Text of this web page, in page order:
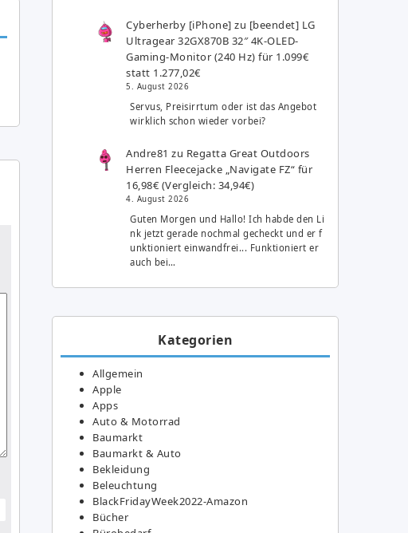
Cyberherby [iPhone] zu [beendet] LG
Ultragear 32GX870B 32″ 4K-OLED-
Gaming-Monitor (240 Hz) für 1.099€
statt 1.277,02€
5. August 2026
Servus, Preisirrtum oder ist das Angebot
wirklich schon wieder vorbei?
Andre81 zu Regatta Great Outdoors
Herren Fleecejacke „Navigate FZ“ für
16,98€ (Vergleich: 34,94€)
4. August 2026
Guten Morgen und Hallo! Ich habde den Li
nk jetzt gerade nochmal gecheckt und er f
unktioniert einwandfrei... Funktioniert er
auch bei…
Kategorien
Allgemein
Apple
Apps
Auto & Motorrad
Baumarkt
Baumarkt & Auto
Bekleidung
Beleuchtung
BlackFridayWeek2022-Amazon
Bücher